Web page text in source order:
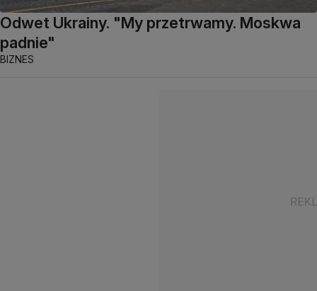
Odwet Ukrainy. "My przetrwamy. Moskwa
padnie"
BIZNES